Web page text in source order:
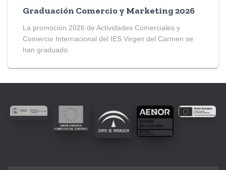
Graduación Comercio y Marketing 2026
La promoción 2026 de Actividades Comerciales y
Comercio Internacional del IES Virgen del Carmen se
han graduado.